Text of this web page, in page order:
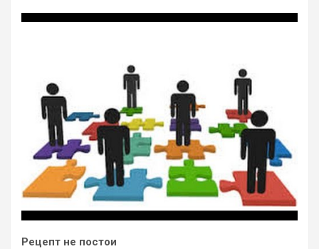
Рецепт не постои